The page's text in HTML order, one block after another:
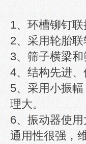
1、环槽铆钉
2、采用轮胎
3、筛子横梁
4、结构先进
5、采用小振
理大。
6、振动器使
通用性很强，